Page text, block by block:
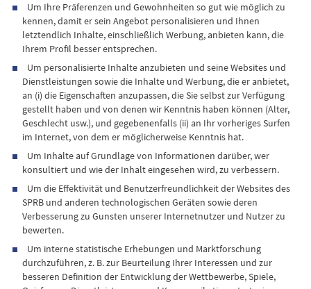
Um Ihre Präferenzen und Gewohnheiten so gut wie möglich zu
kennen, damit er sein Angebot personalisieren und Ihnen
letztendlich Inhalte, einschließlich Werbung, anbieten kann, die
Ihrem Profil besser entsprechen.
Um personalisierte Inhalte anzubieten und seine Websites und
Dienstleistungen sowie die Inhalte und Werbung, die er anbietet,
an (i) die Eigenschaften anzupassen, die Sie selbst zur Verfügung
gestellt haben und von denen wir Kenntnis haben können (Alter,
Geschlecht usw.), und gegebenenfalls (ii) an Ihr vorheriges Surfen
im Internet, von dem er möglicherweise Kenntnis hat.
Um Inhalte auf Grundlage von Informationen darüber, wer
konsultiert und wie der Inhalt eingesehen wird, zu verbessern.
Um die Effektivität und Benutzerfreundlichkeit der Websites des
SPRB und anderen technologischen Geräten sowie deren
Verbesserung zu Gunsten unserer Internetnutzer und Nutzer zu
bewerten.
Um interne statistische Erhebungen und Marktforschung
durchzuführen, z. B. zur Beurteilung Ihrer Interessen und zur
besseren Definition der Entwicklung der Wettbewerbe, Spiele,